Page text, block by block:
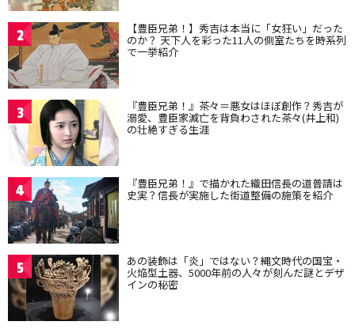
2 【豊臣兄弟！】秀吉は本当に「女狂い」だった
のか？ 天下人を彩った11人の側室たちを時系列
で一挙紹介
3 『豊臣兄弟！』茶々＝悪女はほぼ創作？秀吉が
溺愛、豊臣家滅亡を背負わされた茶々(井上和)
の壮絶すぎる生涯
4 『豊臣兄弟！』で描かれた織田信長の道普請は
史実？信長が実施した街道整備の施策を紹介
5 あの装飾は「炎」ではない？縄文時代の国宝・
火焔型土器、5000年前の人々が刻んだ謎とデザ
インの秘密